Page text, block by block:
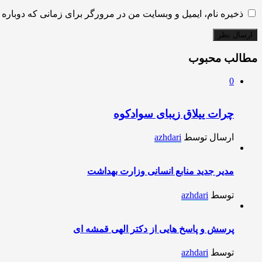
ذخیره نام، ایمیل و وبسایت من در مرورگر برای زمانی که
مطالب محبوب
0
چرات ییلاق زیبای سوادکوه
ارسال توسط azhdari
مدیر جدید منابع انسانی وزارت بهداشت
توسط azhdari
پرسش و پاسخ هایی از دکتر الهی قمشه ای
توسط azhdari